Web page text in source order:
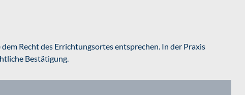
Recht des Errichtungsortes entsprechen. In der Praxis
Bestätigung.